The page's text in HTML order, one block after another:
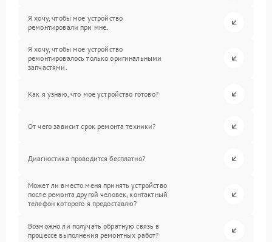
Я хочу, чтобы мое устройство
ремонтировали при мне.
Я хочу, чтобы мое устройство
ремонтировалось только оригинальными
запчастями.
Как я узнаю, что мое устройство готово?
От чего зависит срок ремонта техники?
Диагностика проводится бесплатно?
Может ли вместо меня принять устройство
после ремонта другой человек, контактный
телефон которого я предоставлю?
Возможно ли получать обратную связь в
процессе выполнения ремонтных работ?